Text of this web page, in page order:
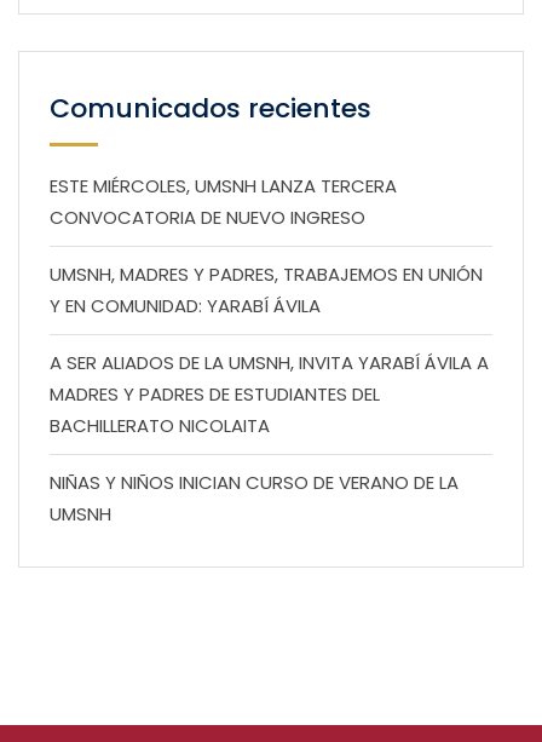
Comunicados recientes
ESTE MIÉRCOLES, UMSNH LANZA TERCERA
CONVOCATORIA DE NUEVO INGRESO
UMSNH, MADRES Y PADRES, TRABAJEMOS EN UNIÓN
Y EN COMUNIDAD: YARABÍ ÁVILA
A SER ALIADOS DE LA UMSNH, INVITA YARABÍ ÁVILA A
MADRES Y PADRES DE ESTUDIANTES DEL
BACHILLERATO NICOLAITA
NIÑAS Y NIÑOS INICIAN CURSO DE VERANO DE LA
UMSNH